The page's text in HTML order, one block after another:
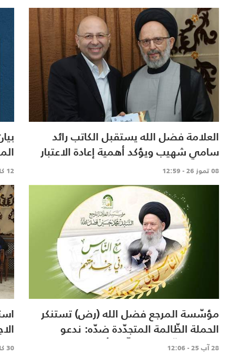
العلامة فضل الله يستقبل الكاتب رائد
سامي شهيب ويؤكد أهمية إعادة الاعتبار
للعقل والحوار النقدي
08 تموز 26 - 12:59 12 كانون الثاني 26 - 12:03
مؤسّسة المرجع فضل الله (رض) تستنكر
الحملة الظّالمة المتجدّدة ضدّه: ندعو
المحطّة التّلفزيونيّة الّتي أساءت له
28 آب 25 - 12:06 30 كانون الثاني 25 - 09:22